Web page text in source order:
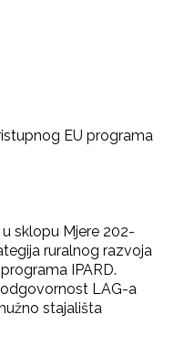
EU programa
sklopu Mjere 202-
ruralnog razvoja
IPARD.
LAG-a
stajališta